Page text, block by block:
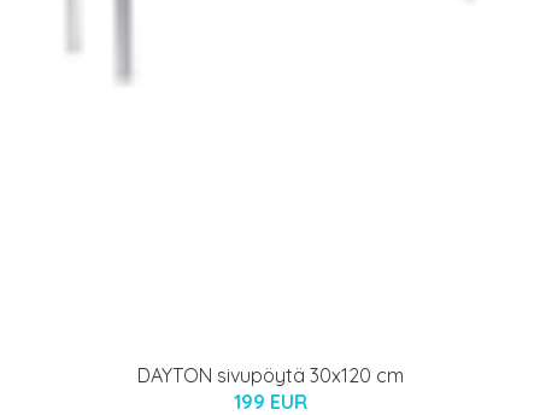
DAYTON sivupöytä 30x120 cm
199 EUR